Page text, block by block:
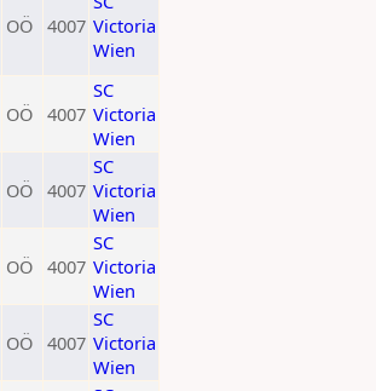
OÖ 4007 Victoria
Wien
OÖ 4007
SC
Victoria
Wien
OÖ 4007
SC
Victoria
Wien
OÖ 4007
SC
Victoria
Wien
OÖ 4007
SC
Victoria
Wien